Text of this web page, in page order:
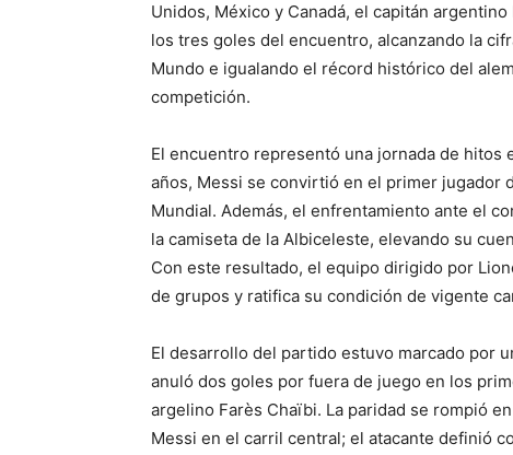
Unidos, México y Canadá, el capitán
los tres goles del encuentro, alcanzando la
Mundo e igualando el récord histórico del
competición.
El encuentro representó una jornada de
años, Messi se convirtió en el primer jugador
Mundial. Además, el enfrentamiento ante el
la camiseta de la Albiceleste, elevando su
Con este resultado, el equipo dirigido por
de grupos y ratifica su condición de vigente
El desarrollo del partido estuvo marcado por
anuló dos goles por fuera de juego en los
argelino Farès Chaïbi. La paridad se rompió
Messi en el carril central; el atacante definió